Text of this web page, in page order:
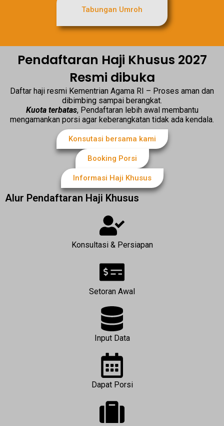
Tabungan Umroh
Pendaftaran Haji Khusus 2027
Resmi dibuka
Daftar haji resmi Kementrian Agama RI – Proses aman dan
dibimbing sampai berangkat.
Kuota terbatas, Pendaftaran lebih awal membantu
mengamankan porsi agar keberangkatan tidak ada kendala.
Konsutasi bersama kami
Booking Porsi
Informasi Haji Khusus
Alur Pendaftaran Haji Khusus
Konsultasi & Persiapan
Setoran Awal
Input Data
Dapat Porsi